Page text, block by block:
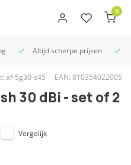
0
Altijd scherpe prijzen
af-5g30-s45 EAN: 810354022005
30 dBi - set of 2
Vergelijk